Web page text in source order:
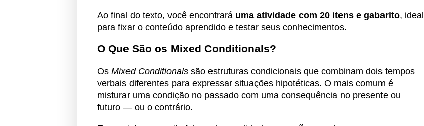
Ao final do texto, você encontrará uma atividade com 20 itens e gabarito, ideal
para fixar o conteúdo aprendido e testar seus conhecimentos.
O Que São os Mixed Conditionals?
Os Mixed Conditionals são estruturas condicionais que combinam dois tempos
verbais diferentes para expressar situações hipotéticas. O mais comum é
misturar uma condição no passado com uma consequência no presente ou
futuro — ou o contrário.